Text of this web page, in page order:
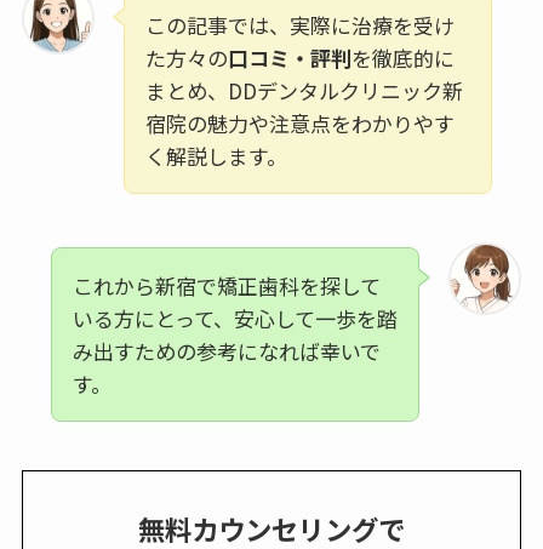
この記事では、実際に治療を受け
た方々の口コミ・評判を徹底的に
まとめ、DDデンタルクリニック新
宿院の魅力や注意点をわかりやす
く解説します。
これから新宿で矯正歯科を探して
いる方にとって、安心して一歩を踏
み出すための参考になれば幸いで
す。
無料カウンセリングで